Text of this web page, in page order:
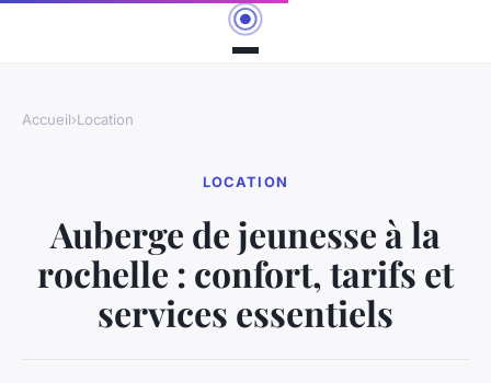
Accueil›Location
LOCATION
Auberge de jeunesse à la
rochelle : confort, tarifs et
services essentiels